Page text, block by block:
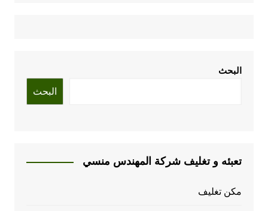
البحث
البحث
تعبئه و تغليف شركة المهندس منسي
مكن تغليف